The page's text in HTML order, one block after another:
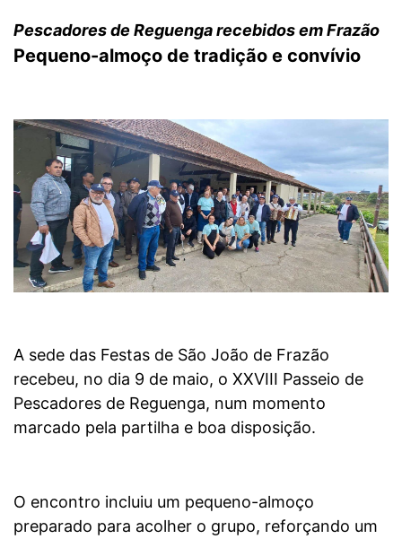
Pescadores de Reguenga recebidos em Frazão
Pequeno-almoço de tradição e convívio
A sede das Festas de São João de Frazão
recebeu, no dia 9 de maio, o XXVIII Passeio de
Pescadores de Reguenga, num momento
marcado pela partilha e boa disposição.
O encontro incluiu um pequeno-almoço
preparado para acolher o grupo, reforçando um